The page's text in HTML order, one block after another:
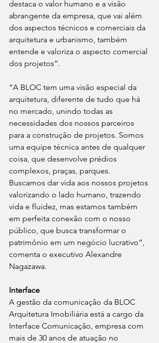
destaca o valor humano e a visão
abrangente da empresa, que vai além
dos aspectos técnicos e comerciais da
arquitetura e urbanismo, também
entende e valoriza o aspecto comercial
dos projetos”.
“A BLOC tem uma visão especial da
arquitetura, diferente de tudo que há
no mercado, unindo todas as
necessidades dos nossos parceiros
para a construção de projetos. Somos
uma equipe técnica antes de qualquer
coisa, que desenvolve prédios
complexos, praças, parques.
Buscamos dar vida aos nossos projetos
valorizando o lado humano, trazendo
vida e fluidez, mas estamos também
em perfeita conexão com o nosso
público, que busca transformar o
patrimônio em um negócio lucrativo”,
comenta o executivo Alexandre
Nagazawa.
Interface
A gestão da comunicação da BLOC
Arquitetura Imobiliária está a cargo da
Interface Comunicação, empresa com
mais de 30 anos de atuação no